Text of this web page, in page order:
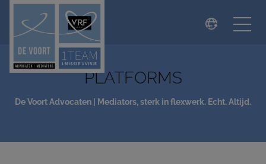
PLATFORMS
De Voort Advocaten | Mediators, sterk in flexwerk. Echt. Altijd.